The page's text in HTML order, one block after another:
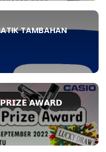
TAMBAHAN
𝗔𝗪𝗔𝗥𝗗